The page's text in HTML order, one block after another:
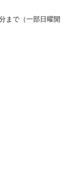
まで（一部日曜開